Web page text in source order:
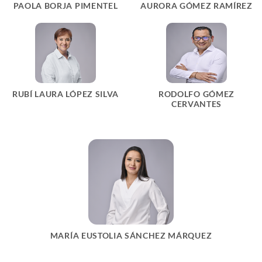
PAOLA BORJA PIMENTEL AURORA GÓMEZ RAMÍREZ
RUBÍ LAURA LÓPEZ SILVA
RODOLFO GÓMEZ
CERVANTES
MARÍA EUSTOLIA SÁNCHEZ MÁRQUEZ